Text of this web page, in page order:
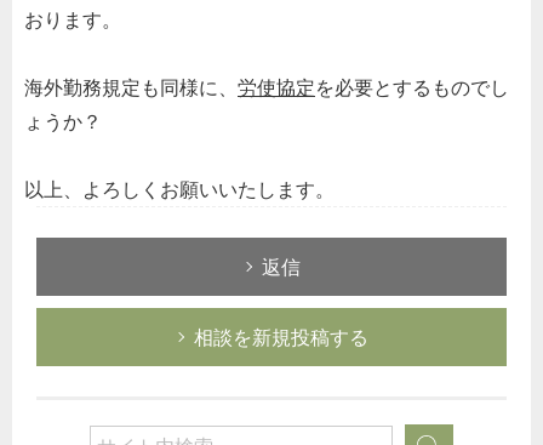
おります。
海外勤務規定も同様に、 労使協定を必要とするものでし
ょうか？
以上、よろしくお願いいたします。
返信
相談を新規投稿する